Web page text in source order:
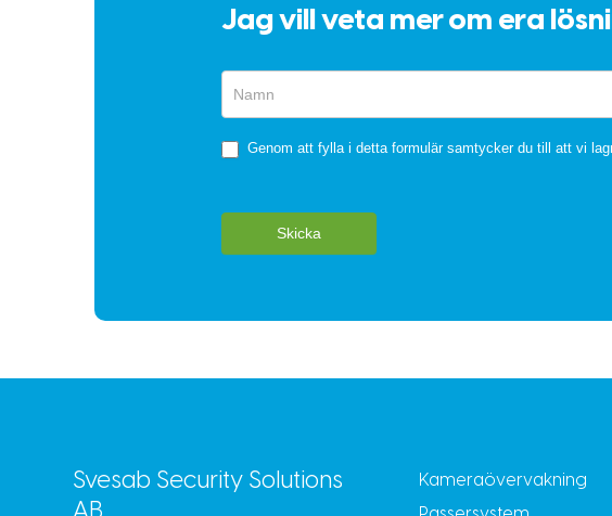
Jag vill veta mer om era
Genom att fylla i detta formulär samtycker du till att vi
Skicka
Svesab Security Solutions
Kameraövervakning